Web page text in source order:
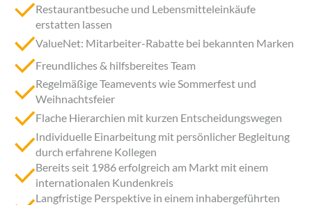
Restaurantbesuche und Lebensmitteleinkäufe
erstatten lassen
ValueNet: Mitarbeiter-Rabatte bei bekannten Marken
Freundliches & hilfsbereites Team
Regelmäßige Teamevents wie Sommerfest und
Weihnachtsfeier
Flache Hierarchien mit kurzen Entscheidungswegen
Individuelle Einarbeitung mit persönlicher Begleitung
durch erfahrene Kollegen
Bereits seit 1986 erfolgreich am Markt mit einem
internationalen Kundenkreis
Langfristige Perspektive in einem inhabergeführten